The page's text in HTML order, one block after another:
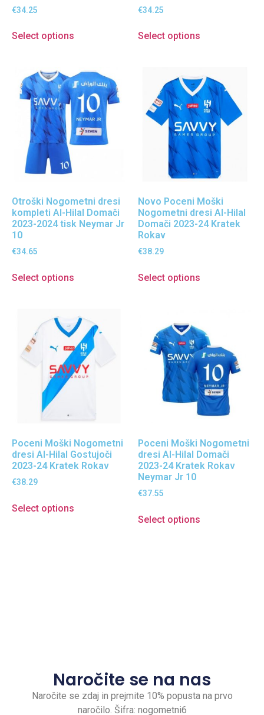
€34.25
Select options
€34.25
Select options
Otroški Nogometni dresi
kompleti Al-Hilal Domači
2023-2024 tisk Neymar Jr
10
€34.65
Select options
Novo Poceni Moški
Nogometni dresi Al-Hilal
Domači 2023-24 Kratek
Rokav
€38.29
Select options
Poceni Moški Nogometni
dresi Al-Hilal Gostujoči
2023-24 Kratek Rokav
€38.29
Select options
Poceni Moški Nogometni
dresi Al-Hilal Domači
2023-24 Kratek Rokav
Neymar Jr 10
€37.55
Select options
Naročite se na nas
Naročite se zdaj in prejmite 10% popusta na prvo
naročilo. Šifra: nogometni6